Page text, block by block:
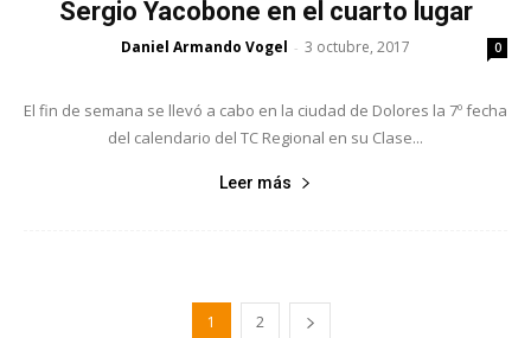
Sergio Yacobone en el cuarto lugar
Daniel Armando Vogel - 3 octubre, 2017 0
El fin de semana se llevó a cabo en la ciudad de Dolores la 7º fecha
del calendario del TC Regional en su Clase...
Leer más
1 2